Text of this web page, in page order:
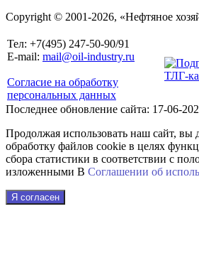
Copyright © 2001-2026, «Нефтяное
Тел: +7(495) 247-50-90/91
E-mail: mail@oil-industry.ru
Согласие на обработку
персональных данных
Последнее обновление сайта: 17-06-
Продолжая использовать наш сайт, вы
обработку файлов cookie в целях
сбора статистики в соответствии с
изложенными В Соглашении об
Я согласен